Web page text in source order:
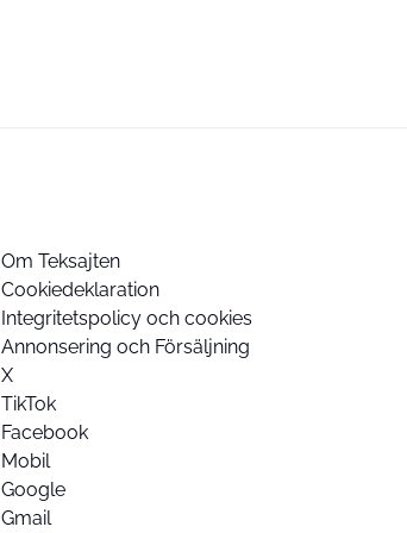
Om Teksajten
Cookiedeklaration
Integritetspolicy och cookies
Annonsering och Försäljning
X
TikTok
Facebook
Mobil
Google
Gmail